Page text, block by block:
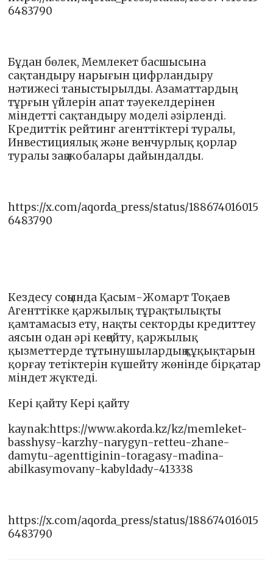
6483790
Бұдан бөлек, Мемлекет басшысына
сақтандыру нарығын цифрландыру
нәтижесі таныстырылды. Азаматтардың
тұрғын үйлерін апат тәуекелдерінен
міндетті сақтандыру моделі әзірленді.
Кредиттік рейтинг агенттіктері туралы,
Инвестициялық және венчурлық қорлар
туралы заң жобалары дайындалды.
https://x.com/aqorda_press/status/188674016015
6483790
Кездесу соңында Қасым-Жомарт Тоқаев
Агенттікке қаржылық тұрақтылықты
қамтамасыз ету, нақты секторды кредиттеу
аясын одан әрі кеңейту, қаржылық
қызметтерде тұтынушылардың құқықтарын
қорғау тетіктерін күшейту жөнінде бірқатар
міндет жүктеді.
Кері қайту Кері қайту
kaynak:https://www.akorda.kz/kz/memleket-
basshysy-karzhy-narygyn-retteu-zhane-
damytu-agenttiginin-toragasy-madina-
abilkasymovany-kabyldady-413338
https://x.com/aqorda_press/status/188674016015
6483790